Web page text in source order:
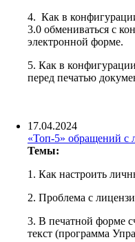
4. Как в
3.0 обмениваться с
электронной форме.
5. Как в
перед печатью
17.04.2024
«Топ-5» обращений с
Темы:
1. Как настроить
2. Проблема с
3. В печатной форме
текст (программа